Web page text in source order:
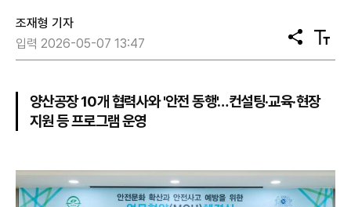
조재형 기자
입력 2026-05-07 13:47
공
유
텍
스
양산공장 10개 협력사와 '안전 동행'…컨설팅·교육·현장
지원 등 프로그램 운영